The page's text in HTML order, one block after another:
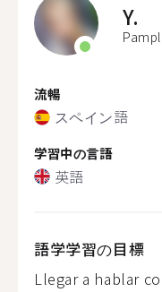
Y.
流暢
スペイン語
学習中の言語
英語
語学学習の目標
Llegar a hablar